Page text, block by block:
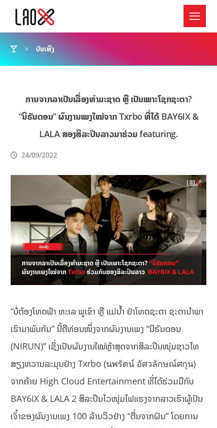
ບັນເທີງ
ການຈາກລາເປັນເລື່ອງທຳມະຊາດ ຫຼື ເປັນເພາະໂຊກຊະຕາ?
“ນິຣັນດອນ” ຜົນງານເພງໃໝ່ຈາກ Txrbo ທີ່ໄດ້ BAY6IX &
LALA ສອງສິລະປິນລາວມາຮ່ວມ featuring.
24/09/2022
“ບໍ່ຕ້ອງໂທດຟ້າ ທະເລ ພູເຂົາ ຫຼື ແມ່ນ້ຳ ຢ່າໂທດຊະຕາ ຊະຕານຳພາ
ເຮົາມາພົບກັນ” ນີ້ຄືທ່ອນໜຶ່ງຈາກຜົນງານເພງ “ນິຣັນດອນ
(NIRUN)” ເຊິ່ງເປັນຜົນງານໃໝ່ຫຼ້າສຸດຈາກສິລະປິນໜຸ່ມຊາວໄທ
ສຽງຫວານລະມຸນຢ່າງ Txrbo (นพรัตน์ อัศวลักษณ์ศกุน)
ຈາກຄ້າຍ High Cloud Entertainment ທີ່ໄດ້ຮ່ວມມືກັບ
BAY6IX & LALA 2 ສິລະປິນໄວໜຸ່ມໄຟແຮງຈາກລາວເຮົາຜູ້ເປັນ
ເຈົ້າຂອງຜົນງານເພງ 100 ລ້ານວິວຢ່າງ “ຕື່ນຈາກຝັນ” ໂດຍການ